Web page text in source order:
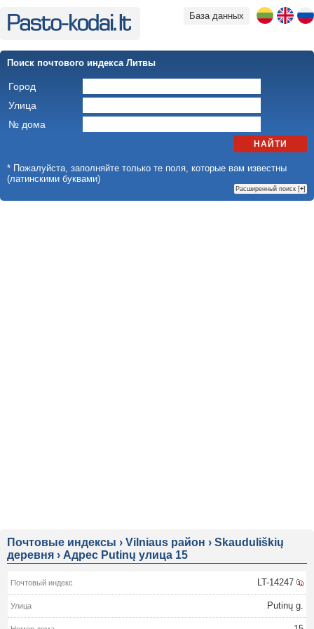
База данных
Поиск почтового индекса Литвы
Город
Улица
№ дома
НАЙТИ
* Пожалуйста, заполняйте только те поля, которые вам известны
(латинскими буквами)
Расширенный поиск [+]
Почтовые индексы › Vilniaus район › Skauduliškių
деревня › Адрес Putinų улица 15
LT-14247
Putinų g.